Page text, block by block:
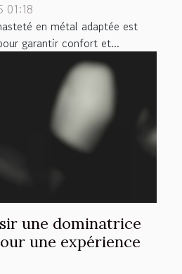
01:18
en métal adaptée est
garantir confort et...
une dominatrice
une expérience